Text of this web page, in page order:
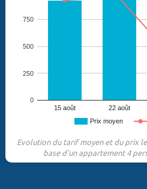
Prix moyen
15 août 22 août
0
250
500
750
Evolution du tarif moyen et du prix
base d'un appartement 4